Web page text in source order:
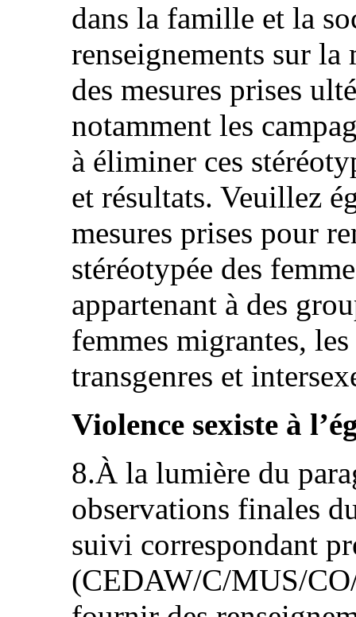
dans la famille et la
renseignements sur
des mesures prises
notamment les
à éliminer ces
et résultats. Veuillez
mesures prises pour
stéréotypée des
appartenant à des
femmes migrantes,
transgenres et
Violence sexiste à
8.À la lumière du
observations finales
suivi correspondant
(CEDAW/C/MUS/